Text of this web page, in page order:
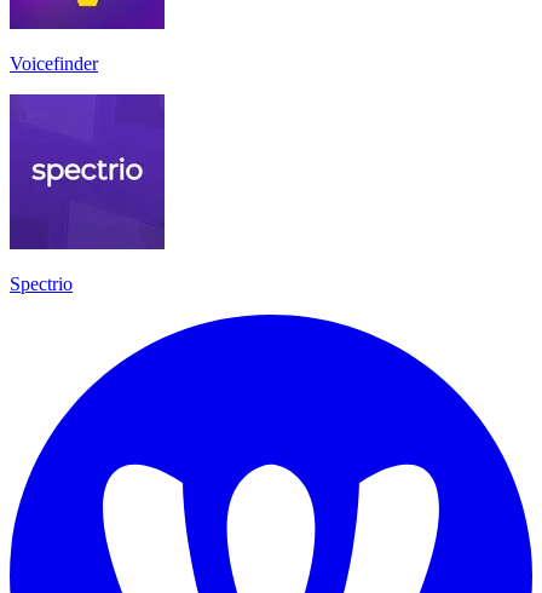
Voicefinder
Spectrio